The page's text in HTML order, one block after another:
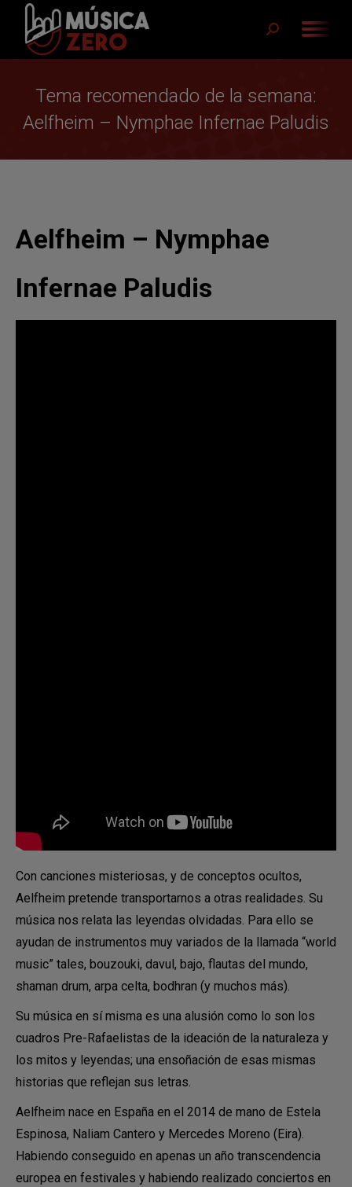
Buscar:
Tema recomendado de la semana:
Aelfheim – Nymphae Infernae Paludis
Aelfheim – Nymphae
Infernae Paludis
Con canciones misteriosas, y de conceptos ocultos,
Aelfheim pretende transportarnos a otras realidades. Su
música nos relata las leyendas olvidadas. Para ello se
ayudan de instrumentos muy variados de la llamada “world
music” tales, bouzouki, davul, bajo, flautas del mundo,
shaman drum, arpa celta, bodhran (y muchos más).
Su música en sí misma es una alusión como lo son los
cuadros Pre-Rafaelistas de la ideación de la naturaleza y
los mitos y leyendas; una ensoñación de esas mismas
historias que reflejan sus letras.
Aelfheim nace en España en el 2014 de mano de Estela
Espinosa, Naliam Cantero y Mercedes Moreno (Eira).
Habiendo conseguido en apenas un año transcendencia
europea en festivales y habiendo realizado conciertos en